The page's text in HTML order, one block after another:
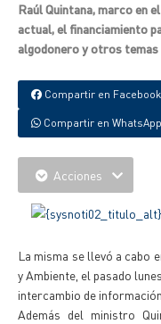
Raúl Quintana, marco en
actual, el financiamiento
algodonero y otros
Compartir en Facebook
Compartir en WhatsApp
Acciones
La misma se llevó a cabo
y Ambiente, el pasado
intercambio de
Además del ministro